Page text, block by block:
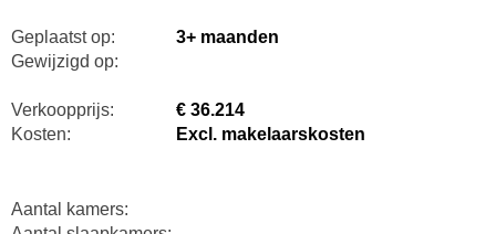
Geplaatst op:
3+ maanden
Gewijzigd op:
Verkoopprijs:
€ 36.214
Kosten:
Excl. makelaarskosten
Aantal kamers: